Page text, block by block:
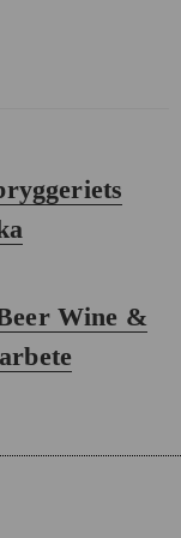
Wine &